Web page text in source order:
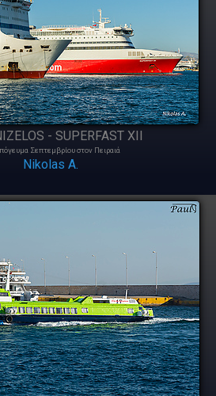
- SUPERFAST XII
Σεπτεμβρίου στον Πειραιά
Nikolas A.